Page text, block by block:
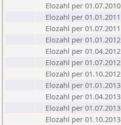
Elozahl per 01.07.2010
Elozahl per 01.01.2011
Elozahl per 01.07.2011
Elozahl per 01.01.2012
Elozahl per 01.04.2012
Elozahl per 01.07.2012
Elozahl per 01.10.2012
Elozahl per 01.01.2013
Elozahl per 01.04.2013
Elozahl per 01.07.2013
Elozahl per 01.10.2013